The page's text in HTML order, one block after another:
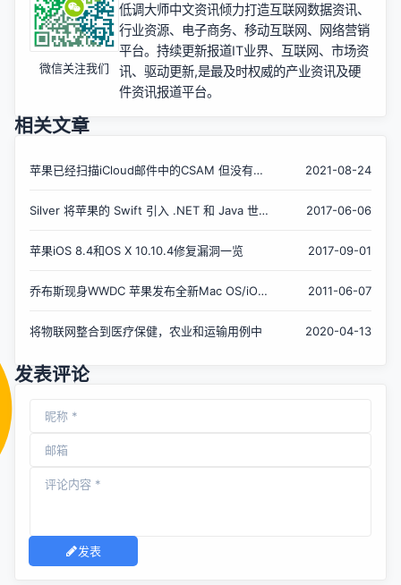
微信关注我们
低调大师中文资讯倾力打造互联网数据资讯、
行业资源、电子商务、移动互联网、网络营销
平台。持续更新报道IT业界、互联网、市场资
讯、驱动更新,是最及时权威的产业资讯及硬
件资讯报道平台。
相关文章
苹果已经扫描iCloud邮件中的CSAM 但没有扫
2021-08-24
Silver 将苹果的 Swift 引入 .NET 和 Java 世
2017-06-06
苹果iOS 8.4和OS X 10.10.4修复漏洞一览 2017-09-01
乔布斯现身WWDC 苹果发布全新Mac OS/iOS
2011-06-07
将物联网整合到医疗保健，农业和运输用例中 2020-04-13
发表评论
发表